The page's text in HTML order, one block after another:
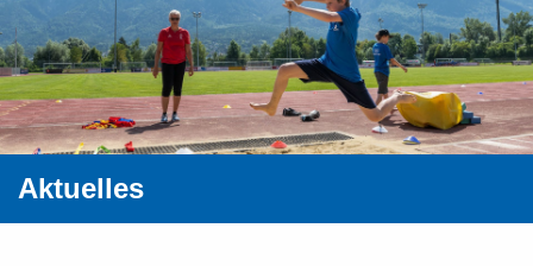
Aktuelles